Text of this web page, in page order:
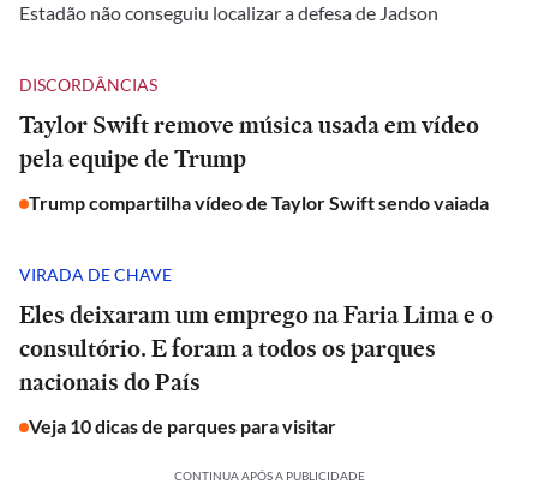
Estadão não conseguiu localizar a defesa de Jadson
DISCORDÂNCIAS
Taylor Swift remove música usada em vídeo
pela equipe de Trump
Trump compartilha vídeo de Taylor Swift sendo vaiada
VIRADA DE CHAVE
Eles deixaram um emprego na Faria Lima e o
consultório. E foram a todos os parques
nacionais do País
Veja 10 dicas de parques para visitar
CONTINUA APÓS A PUBLICIDADE